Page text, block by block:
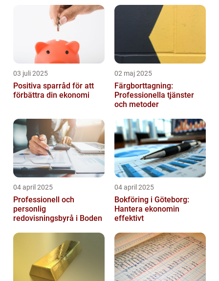
03 juli 2025
Positiva sparråd för att
förbättra din ekonomi
02 maj 2025
Färgborttagning:
Professionella tjänster
och metoder
04 april 2025
Professionell och
personlig
redovisningsbyrå i Boden
04 april 2025
Bokföring i Göteborg:
Hantera ekonomin
effektivt